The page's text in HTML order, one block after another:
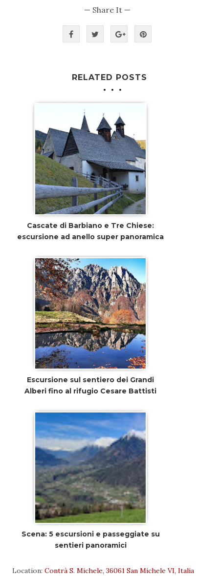
— Share It —
RELATED POSTS
Cascate di Barbiano e Tre Chiese:
escursione ad anello super panoramica
Escursione sul sentiero dei Grandi
Alberi fino al rifugio Cesare Battisti
Scena: 5 escursioni e passeggiate su
sentieri panoramici
Location: Contrà S. Michele, 36061 San Michele VI, Italia